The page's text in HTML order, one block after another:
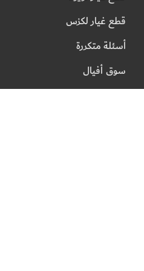
قطع غيار لكزس
أسئلة متكررة
سوق أفيال